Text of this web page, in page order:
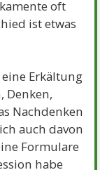
oft
ist etwas
Erkältung
Denken,
Nachdenken
auch davon
Formulare
habe